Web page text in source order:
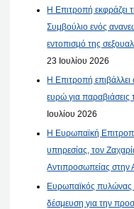
Η Επιτροπή εκφράζει
Συμβούλιο ενός
εντοπισμό της
23 Ιουλίου 2026
Η Επιτροπή
ευρώ για παραβιάσεις
Ιουλίου 2026
Η Ευρωπαϊκή
υπηρεσίας, τον
Αντιπροσωπείας στην
Ευρωπαϊκός πυλώνας
δέσμευση για την